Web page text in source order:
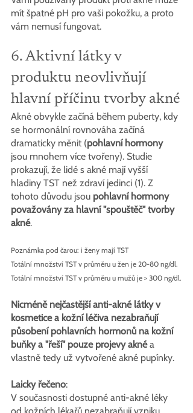
mít špatné pH pro vaši pokožku, a proto
vám nemusí fungovat.
6. Aktivní látky v
produktu neovlivňují
hlavní příčinu tvorby akné
Akné obvykle začíná během puberty, kdy
se hormonální rovnováha začíná
dramaticky měnit (pohlavní hormony
jsou mnohem více tvořeny). Studie
prokazují, že lidé s akné mají vyšší
hladiny TST než zdraví jedinci (1). Z
tohoto důvodu jsou pohlavní hormony
považovány za hlavní "spouštěč" tvorby
akné.
Poznámka pod čarou: i ženy mají TST
Totální množství TST v průměru u žen je 20-80 ng/dl.
Totální množství TST v průměru u mužů je > 300 ng/dl.
Nicméně nejčastější anti-akné látky v
kosmetice a kožní léčiva nezabraňují
působení pohlavních hormonů na kožní
buňky a "řeší" pouze projevy akné a
vlastně tedy už vytvořené akné pupínky.
Laicky řečeno:
V současnosti dostupné anti-akné léky